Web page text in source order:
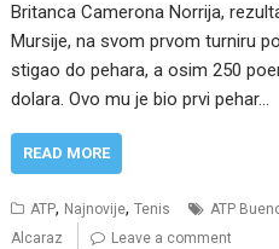
Britanca Camerona Norrija,
Mursije, na svom prvom turniru
stigao do pehara, a osim 250
dolara. Ovo mu je bio prvi pehar…
READ MORE
ATP, Najnovije,Tenis ATP
Alcaraz
Leave a comment